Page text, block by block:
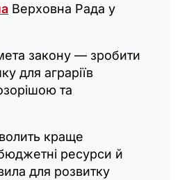
Верховна Рада у
закону — зробити
для аграріїв
та
краще
ресурси й
для розвитку